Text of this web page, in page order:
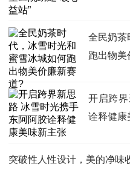
全民奶茶
跑出物美
开启跨
诠释健康
突破性人性设计，美的净味